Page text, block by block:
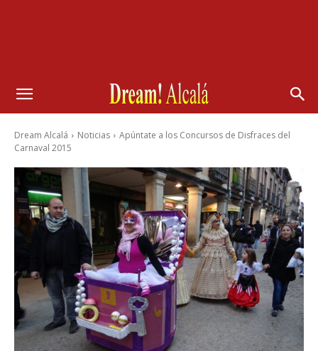
Dream Alcalá Noticias
Apúntate a los Concursos de Disfraces del
Carnaval 2015